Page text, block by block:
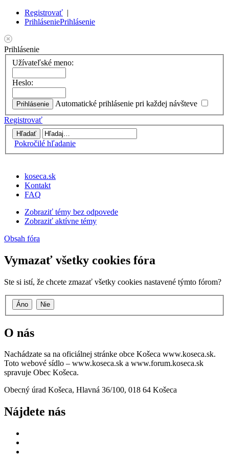
Registrovať |
PrihláseniePrihlásenie
Prihlásenie
Užívateľské meno:
Heslo:
Automatické prihlásenie pri každej návšteve
Registrovať
Pokročilé hľadanie
koseca.sk
Kontakt
FAQ
Zobraziť témy bez odpovede
Zobraziť aktívne témy
Obsah fóra
Vymazať všetky cookies fóra
Ste si istí, že chcete zmazať všetky cookies nastavené týmto fórom?
O nás
Nachádzate sa na oficiálnej stránke obce Košeca www.koseca.sk.
Toto webové sídlo – www.koseca.sk a www.forum.koseca.sk
spravuje Obec Košeca.
Obecný úrad Košeca, Hlavná 36/100, 018 64 Košeca
Nájdete nás